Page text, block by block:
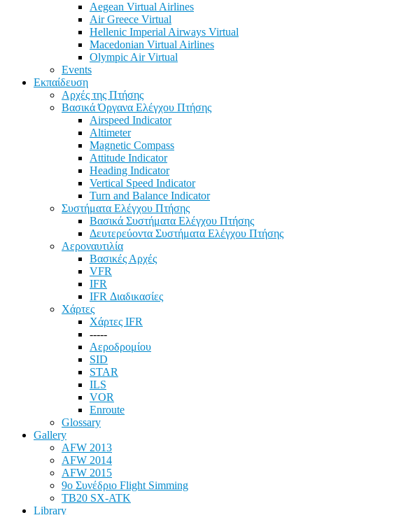
Aegean Virtual Airlines
Air Greece Virtual
Hellenic Imperial Airways Virtual
Macedonian Virtual Airlines
Olympic Air Virtual
Events
Εκπαίδευση
Αρχές της Πτήσης
Βασικά Όργανα Ελέγχου Πτήσης
Airspeed Indicator
Altimeter
Magnetic Compass
Attitude Indicator
Heading Indicator
Vertical Speed Indicator
Turn and Balance Indicator
Συστήματα Ελέγχου Πτήσης
Βασικά Συστήματα Ελέγχου Πτήσης
Δευτερεύοντα Συστήματα Ελέγχου Πτήσης
Αεροναυτιλία
Βασικές Αρχές
VFR
IFR
IFR Διαδικασίες
Χάρτες
Χάρτες IFR
-----
Αεροδρομίου
SID
STAR
ILS
VOR
Enroute
Glossary
Gallery
AFW 2013
AFW 2014
AFW 2015
9ο Συνέδριο Flight Simming
TB20 SX-ATK
Library